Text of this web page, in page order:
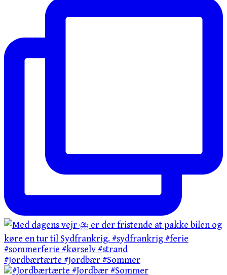
#Jordbærtærte #Jordbær #Sommer